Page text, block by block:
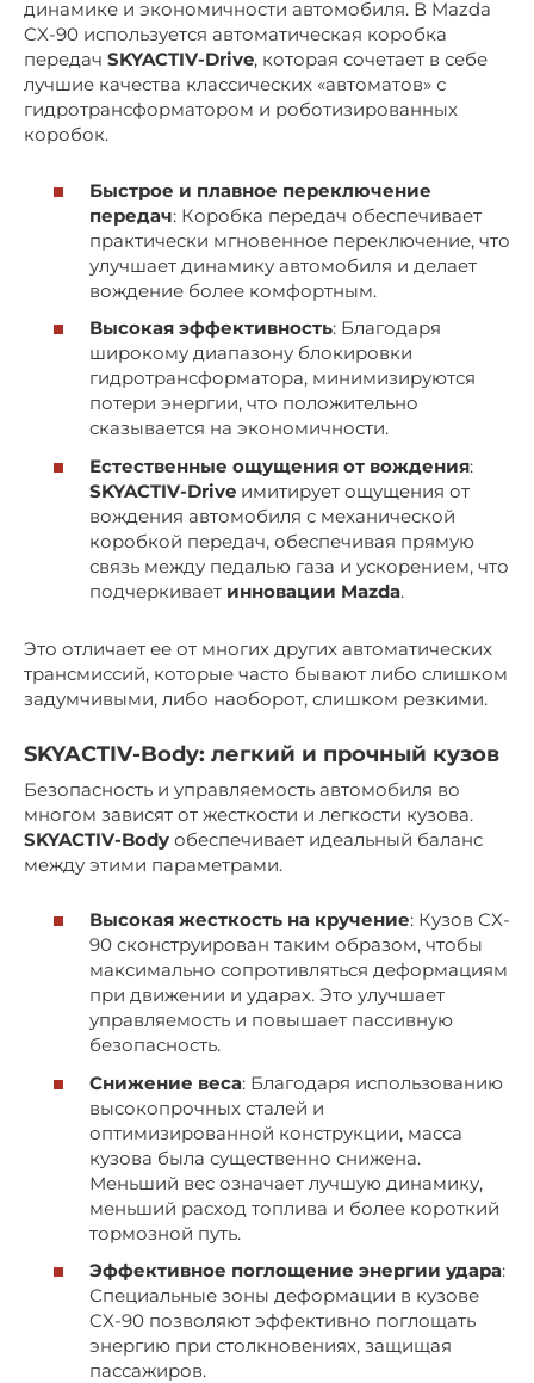
динамике и экономичности автомобиля. В Mazda
CX-90 используется автоматическая коробка
передач SKYACTIV-Drive, которая сочетает в себе
лучшие качества классических «автоматов» с
гидротрансформатором и роботизированных
коробок.
Быстрое и плавное переключение
передач: Коробка передач обеспечивает
практически мгновенное переключение, что
улучшает динамику автомобиля и делает
вождение более комфортным.
Высокая эффективность: Благодаря
широкому диапазону блокировки
гидротрансформатора, минимизируются
потери энергии, что положительно
сказывается на экономичности.
Естественные ощущения от вождения:
SKYACTIV-Drive имитирует ощущения от
вождения автомобиля с механической
коробкой передач, обеспечивая прямую
связь между педалью газа и ускорением, что
подчеркивает инновации Mazda.
Это отличает ее от многих других автоматических
трансмиссий, которые часто бывают либо слишком
задумчивыми, либо наоборот, слишком резкими.
SKYACTIV-Body: легкий и прочный кузов
Безопасность и управляемость автомобиля во
многом зависят от жесткости и легкости кузова.
SKYACTIV-Body обеспечивает идеальный баланс
между этими параметрами.
Высокая жесткость на кручение: Кузов CX-
90 сконструирован таким образом, чтобы
максимально сопротивляться деформациям
при движении и ударах. Это улучшает
управляемость и повышает пассивную
безопасность.
Снижение веса: Благодаря использованию
высокопрочных сталей и
оптимизированной конструкции, масса
кузова была существенно снижена.
Меньший вес означает лучшую динамику,
меньший расход топлива и более короткий
тормозной путь.
Эффективное поглощение энергии удара:
Специальные зоны деформации в кузове
CX-90 позволяют эффективно поглощать
энергию при столкновениях, защищая
пассажиров.